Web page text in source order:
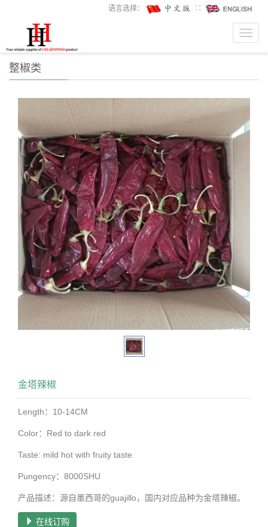
语言选择： ∷
整椒类
金塔辣椒
Length：10-14CM
Color：Red to dark red
Taste: mild hot with fruity taste
Pungency：8000SHU
产品描述：源自墨西哥的guajillo，国内对应品种为金塔辣椒。
在线订购